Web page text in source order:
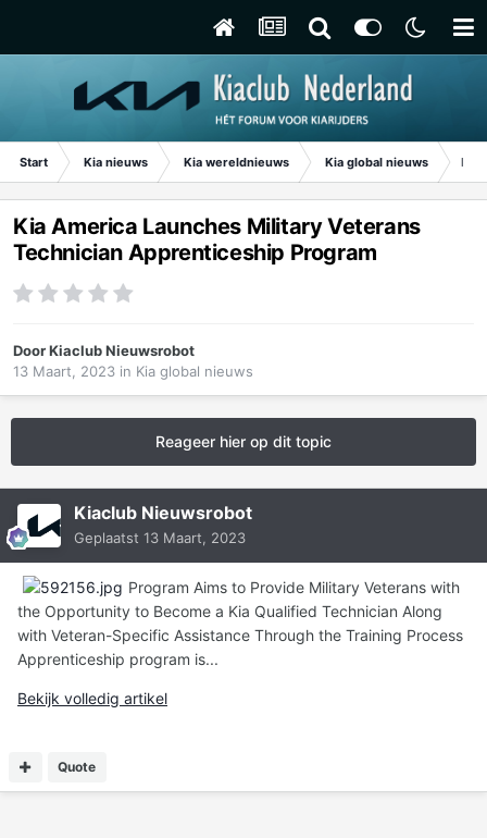
Start Kia nieuws Kia wereldnieuws Kia global nieuws Kia
Kia America Launches Military Veterans
Technician Apprenticeship Program
DoorKiaclub Nieuwsrobot
13 Maart, 2023 in Kia global nieuws
Reageer hier op dit topic
Kiaclub Nieuwsrobot
Geplaatst 13 Maart, 2023
Program Aims to Provide Military Veterans with
the Opportunity to Become a Kia Qualified Technician Along
with Veteran-Specific Assistance Through the Training Process
Apprenticeship program is...
Bekijk volledig artikel
Quote